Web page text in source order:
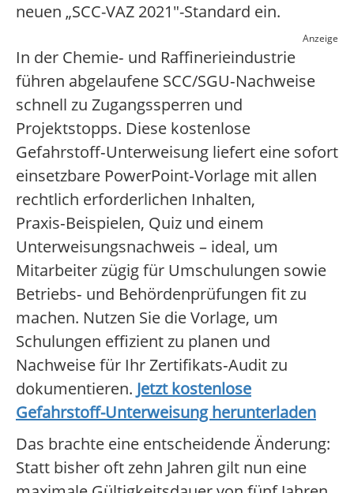
neuen „SCC-VAZ 2021″-Standard ein.
Anzeige
In der Chemie‑ und Raffinerieindustrie
führen abgelaufene SCC/SGU‑Nachweise
schnell zu Zugangssperren und
Projektstopps. Diese kostenlose
Gefahrstoff‑Unterweisung liefert eine sofort
einsetzbare PowerPoint‑Vorlage mit allen
rechtlich erforderlichen Inhalten,
Praxis‑Beispielen, Quiz und einem
Unterweisungsnachweis – ideal, um
Mitarbeiter zügig für Umschulungen sowie
Betriebs‑ und Behördenprüfungen fit zu
machen. Nutzen Sie die Vorlage, um
Schulungen effizient zu planen und
Nachweise für Ihr Zertifikats‑Audit zu
dokumentieren. Jetzt kostenlose
Gefahrstoff-Unterweisung herunterladen
Das brachte eine entscheidende Änderung:
Statt bisher oft zehn Jahren gilt nun eine